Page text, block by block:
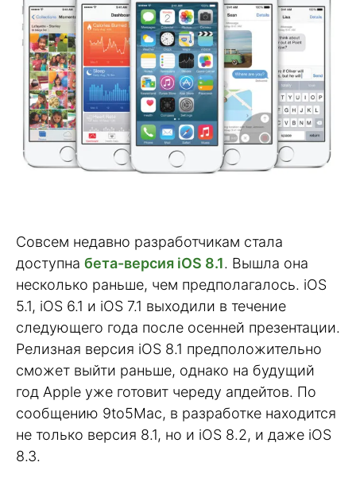
Совсем недавно разработчикам стала
доступна бета-версия iOS 8.1. Вышла она
несколько раньше, чем предполагалось. iOS
5.1, iOS 6.1 и iOS 7.1 выходили в течение
следующего года после осенней презентации.
Релизная версия iOS 8.1 предположительно
сможет выйти раньше, однако на будущий
год Apple уже готовит череду апдейтов. По
сообщению 9to5Mac, в разработке находится
не только версия 8.1, но и iOS 8.2, и даже iOS
8.3.